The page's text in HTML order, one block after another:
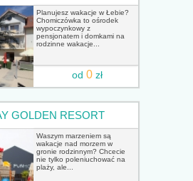
Planujesz wakacje w Łebie?
Chomiczówka to ośrodek
wypoczynkowy z
pensjonatem i domkami na
rodzinne wakacje...
od0 zł
GOLDEN RESORT
Waszym marzeniem są
wakacje nad morzem w
gronie rodzinnym? Chcecie
nie tylko poleniuchować na
plaży, ale...